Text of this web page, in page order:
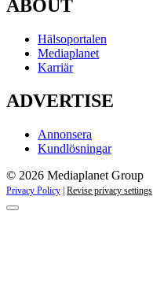
ABOUT
Hälsoportalen
Mediaplanet
Karriär
ADVERTISE
Annonsera
Kundlösningar
© 2026 Mediaplanet Group
Privacy Policy | Revise privacy settings